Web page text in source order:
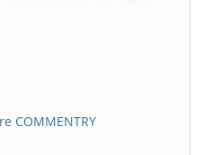
COMMENTRY